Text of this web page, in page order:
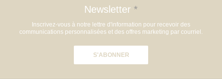
Newsletter *
Inscrivez-vous à notre lettre d'information pour recevoir des
communications personnalisées et des offres marketing par courriel.
S'ABONNER